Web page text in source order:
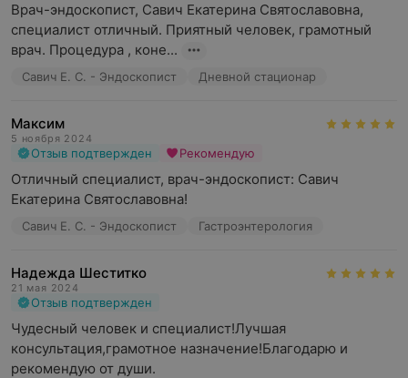
Врач-эндоскопист, Савич Екатерина Святославовна,
специалист отличный. Приятный человек, грамотный
врач. Процедура , коне...
Савич Е. С. - Эндоскопист Дневной стационар
Максим
5 ноября 2024
Отзыв подтвержден Рекомендую
Отличный специалист, врач-эндоскопист: Савич
Екатерина Святославовна!
Савич Е. С. - Эндоскопист Гастроэнтерология
Надежда Шеститко
21 мая 2024
Отзыв подтвержден
Чудесный человек и специалист!Лучшая
консультация,грамотное назначение!Благодарю и
рекомендую от души.